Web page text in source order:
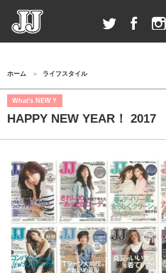
ホーム ライフスタイル
What's NEW？
HAPPY NEW YEAR！ 2017